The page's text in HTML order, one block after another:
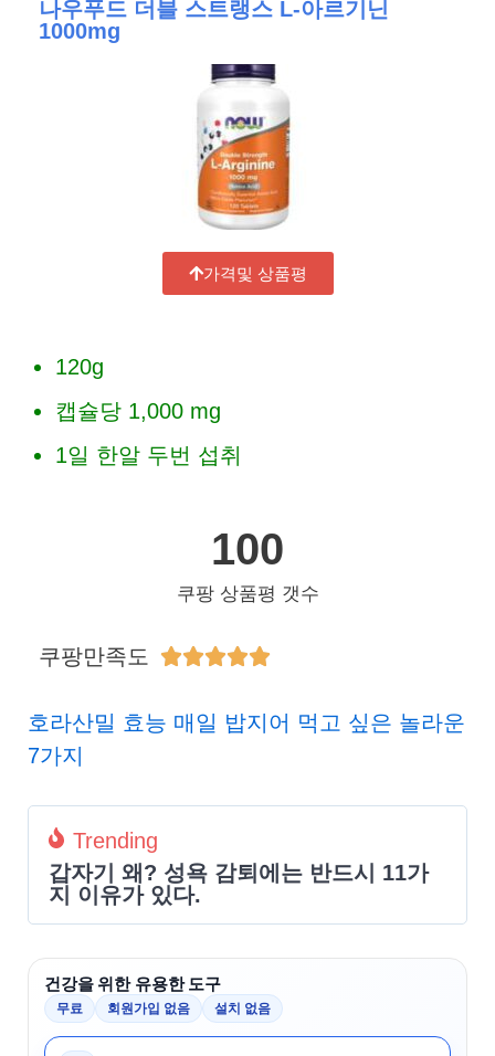
나우푸드 더블 스트랭스 L-아르기닌
1000mg
가격및 상품평
120g
캡슐당 1,000 mg
1일 한알 두번 섭취
쿠팡 상품평 갯수
100
쿠팡만족도 
호라산밀 효능 매일 밥지어 먹고 싶은 놀라운
7가지
Trending
갑자기 왜? 성욕 감퇴에는 반드시 11가
지 이유가 있다.
건강을 위한 유용한 도구
무료 회원가입 없음 설치 없음